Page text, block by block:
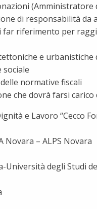
(Amministratore
di responsabilità da
far riferimento per
e
sociale
normative fiscali
che dovrà farsi
e Lavoro “Cecco
Novara – ALPS Novara
Università degli Studi